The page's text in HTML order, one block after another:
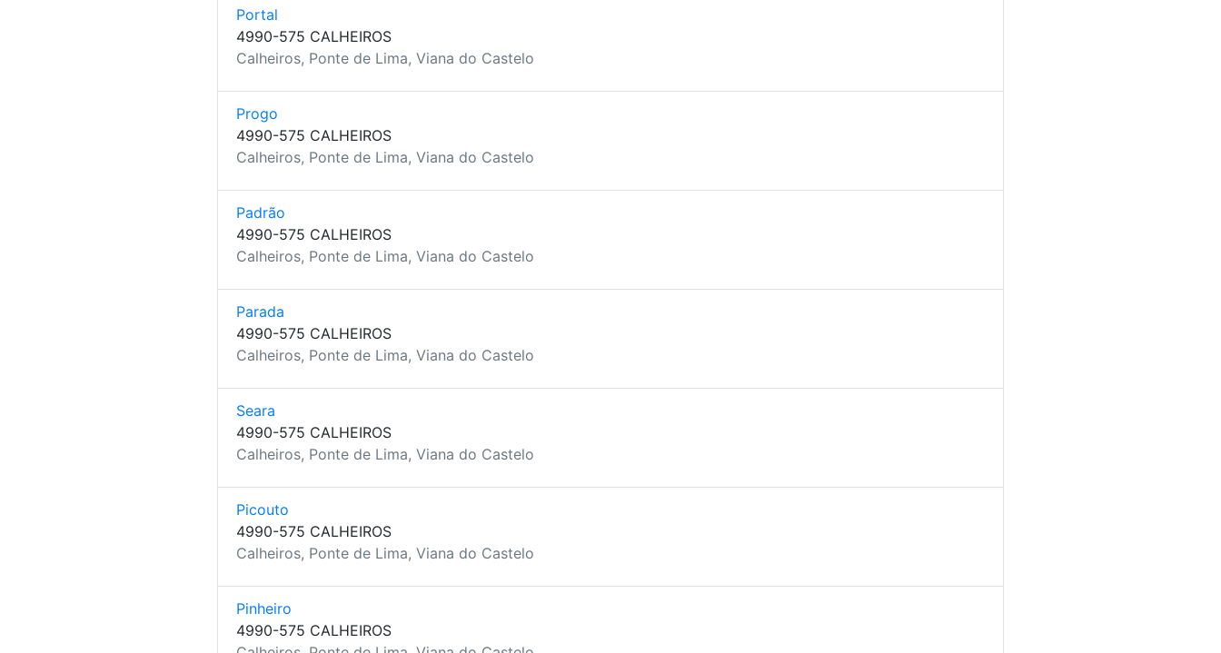
Portal
4990-575 CALHEIROS
Calheiros, Ponte de Lima, Viana do Castelo
Progo
4990-575 CALHEIROS
Calheiros, Ponte de Lima, Viana do Castelo
Padrão
4990-575 CALHEIROS
Calheiros, Ponte de Lima, Viana do Castelo
Parada
4990-575 CALHEIROS
Calheiros, Ponte de Lima, Viana do Castelo
Seara
4990-575 CALHEIROS
Calheiros, Ponte de Lima, Viana do Castelo
Picouto
4990-575 CALHEIROS
Calheiros, Ponte de Lima, Viana do Castelo
Pinheiro
4990-575 CALHEIROS